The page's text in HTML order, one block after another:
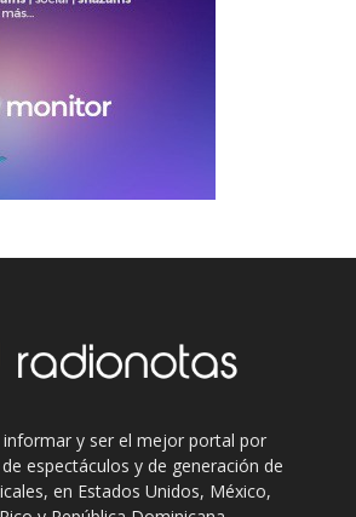
informar y ser el mejor portal por
espectáculos y de generación de
en Estados Unidos, México,